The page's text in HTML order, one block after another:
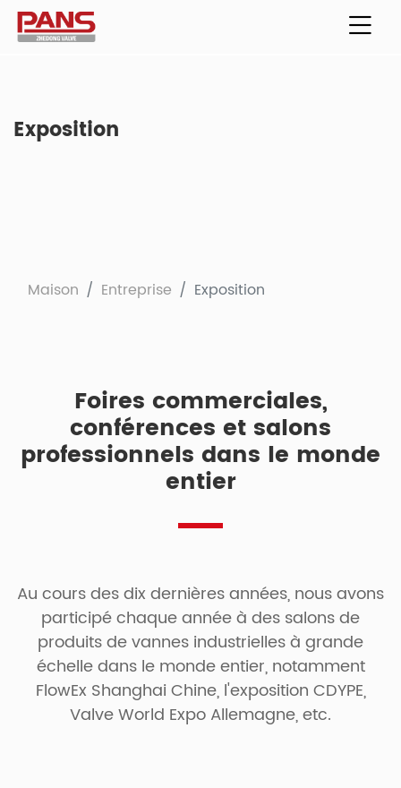
Exposition
Maison Entreprise Exposition
Foires commerciales,
conférences et salons
professionnels dans le monde
entier
Au cours des dix dernières années, nous avons
participé chaque année à des salons de
produits de vannes industrielles à grande
échelle dans le monde entier, notamment
FlowEx Shanghai Chine, l'exposition CDYPE,
Valve World Expo Allemagne, etc.